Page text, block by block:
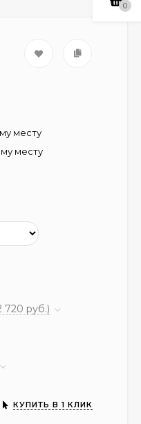
месту
месту
720 руб.)
КУПИТЬ В 1 КЛИК
0